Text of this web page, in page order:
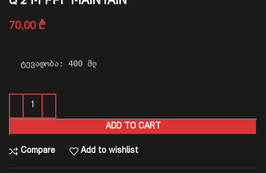
70,00 ₾
ტევადობა: 400 მლ
ADD TO CART
Compare Add to wishlist